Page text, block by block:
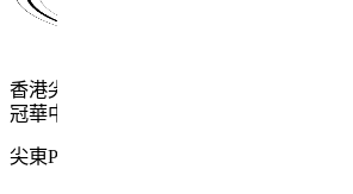
香港尖沙咀麼地道61號
冠華中心地下G15號舖
尖東P2出口 步行一分鐘